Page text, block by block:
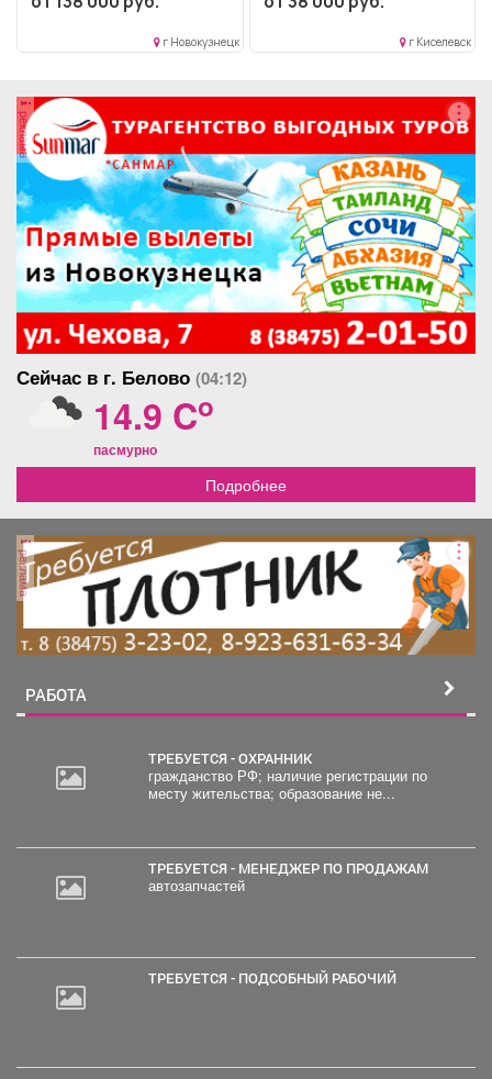
образование —
г Новокузнецк
Коммуникабельность
Дисциплинированность..г Киселевск
реклама
Сейчас в г. Белово (04:12)
14.9 Co
пасмурно
Подробнее
реклама
РАБОТА
ТРЕБУЕТСЯ - ОХРАННИК
гражданство РФ; наличие регистрации по
месту жительства; образование не...
ТРЕБУЕТСЯ - МЕНЕДЖЕР ПО ПРОДАЖАМ
автозапчастей
ТРЕБУЕТСЯ - ПОДСОБНЫЙ РАБОЧИЙ